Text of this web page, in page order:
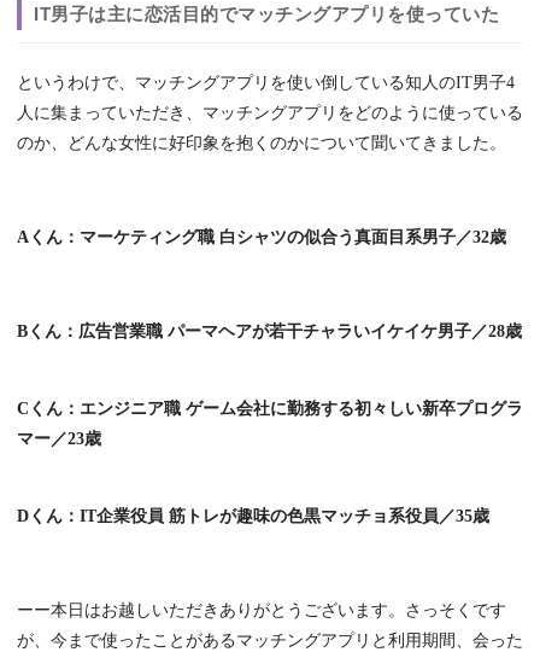
IT男子は主に恋活目的でマッチングアプリを使っていた
というわけで、マッチングアプリを使い倒している知人のIT男子4
人に集まっていただき、マッチングアプリをどのように使っている
のか、どんな女性に好印象を抱くのかについて聞いてきました。
Aくん：マーケティング職 白シャツの似合う真面目系男子／32歳
Bくん：広告営業職 パーマヘアが若干チャラいイケイケ男子／28歳
Cくん：エンジニア職 ゲーム会社に勤務する初々しい新卒プログラ
マー／23歳
Dくん：IT企業役員 筋トレが趣味の色黒マッチョ系役員／35歳
ーー本日はお越しいただきありがとうございます。さっそくです
が、今まで使ったことがあるマッチングアプリと利用期間、会った